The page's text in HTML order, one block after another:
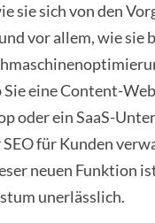
sie sich von den
vor allem, wie sie
Sie eine Content-
oder ein SaaS-
für Kunden
neuen Funktion
unerlässlich.